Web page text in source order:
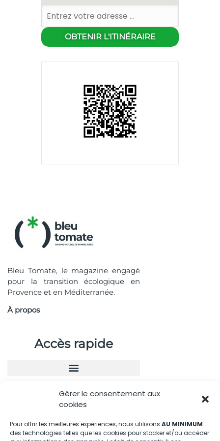
Gérer le consentement aux
cookies
Pour offrir les meilleures expériences, nous utilisons AU MINIMUM
des technologies telles que les cookies pour stocker et/ou accéder
Bleu Tomate, le magazine engagé
pour la transition écologique en
Provence et en Méditerranée.
À propos
Accès rapide
Nous contacter
04.88.08.75.28
contactBT@bleu-tomate.fr